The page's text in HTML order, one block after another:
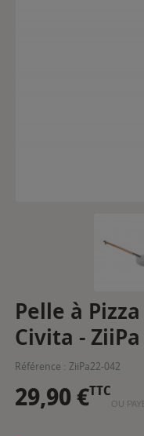
Pelle à
Civita - ZiiPa
Référence : ZiiPa22-042
29,90 €TTC
OU